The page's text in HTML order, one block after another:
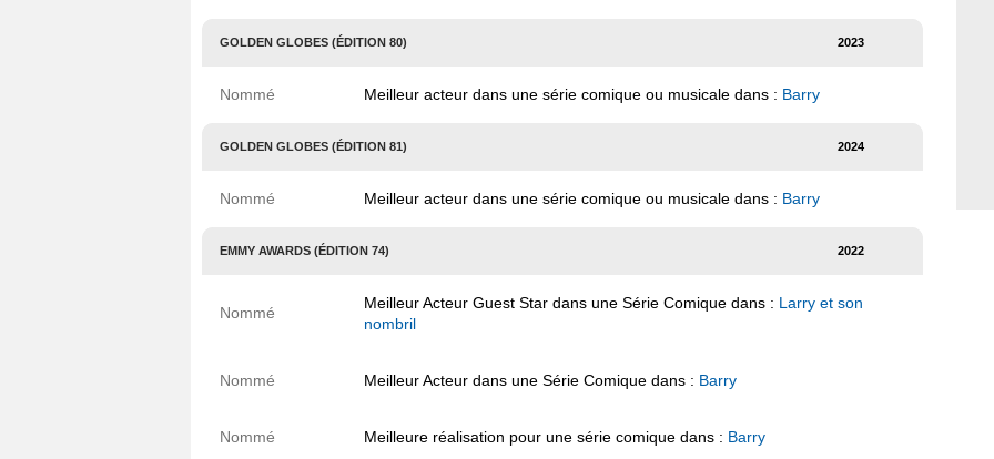
GOLDEN GLOBES (ÉDITION 80) 2023
Nommé Meilleur acteur dans une série comique ou musicale dans : Barry
GOLDEN GLOBES (ÉDITION 81) 2024
Nommé Meilleur acteur dans une série comique ou musicale dans : Barry
EMMY AWARDS (ÉDITION 74) 2022
Nommé
Meilleur Acteur Guest Star dans une Série Comique dans : Larry et son
nombril
Nommé Meilleur Acteur dans une Série Comique dans : Barry
Nommé Meilleure réalisation pour une série comique dans : Barry